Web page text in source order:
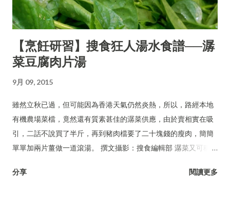
【烹飪研習】搜食狂人湯水食譜──潺
菜豆腐肉片湯
9月 09, 2015
雖然立秋已過，但可能因為香港天氣仍然炎熱，所以，路經本地
有機農場菜檔，竟然還有質素甚佳的潺菜供應，由於賣相實在吸
引，二話不說買了半斤，再到豬肉檔要了二十塊錢的瘦肉，簡簡
單單加兩片薑做一道滾湯。 撰文攝影：搜食編輯部 潺菜又可稱木
分享 閱讀更多